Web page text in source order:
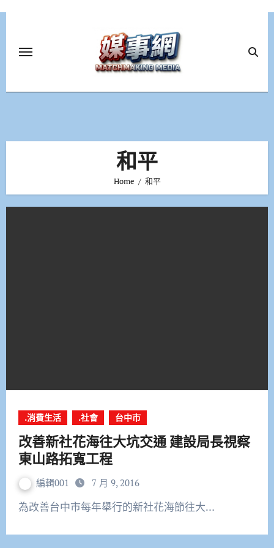
和平
Home 和平
.消費生活 .社會 台中市
改善新社花海往大坑交通 建設局長視察
東山路拓寬工程
編輯001 7 月 9, 2016
為改善台中市每年舉行的新社花海節往大…